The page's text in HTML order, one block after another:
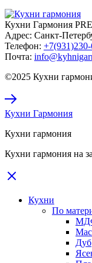
Кухни Гармония
Адрес: Санкт-
Телефон:
Почта:
©2025 Кухни
Кухни Гармония
Кухни гармония
Кухни гармония на
Кухни
По
Дуб